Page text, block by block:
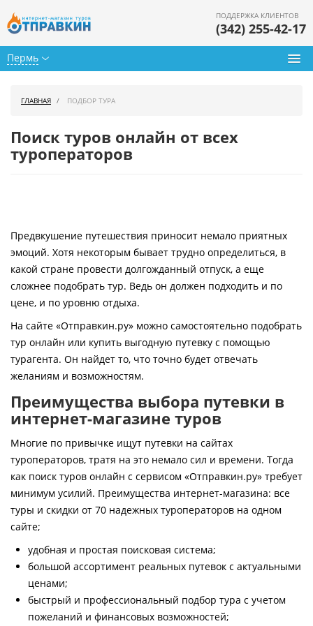
Пермь
ПОДДЕРЖКА КЛИЕНТОВ
(342) 255-42-17
Горящие туры
Страны
Как купить
Контакты
ГЛАВНАЯ ПОДБОР ТУРА
Поиск туров онлайн от всех
туроператоров
Предвкушение путешествия приносит немало приятных
эмоций. Хотя некоторым бывает трудно определиться, в
какой стране провести долгожданный отпуск, а еще
сложнее подобрать тур. Ведь он должен подходить и по
цене, и по уровню отдыха.
На сайте «Отправкин.ру» можно самостоятельно подобрать
тур онлайн или купить выгодную путевку с помощью
турагента. Он найдет то, что точно будет отвечать
желаниям и возможностям.
Преимущества выбора путевки в
интернет-магазине туров
Многие по привычке ищут путевки на сайтах
туроператоров, тратя на это немало сил и времени. Тогда
как поиск туров онлайн с сервисом «Отправкин.ру» требует
минимум усилий. Преимущества интернет-магазина: все
туры и скидки от 70 надежных туроператоров на одном
сайте;
удобная и простая поисковая система;
большой ассортимент реальных путевок с актуальными
ценами;
быстрый и профессиональный подбор тура с учетом
пожеланий и финансовых возможностей;